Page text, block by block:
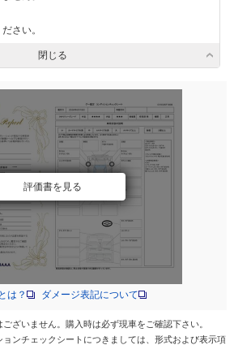
さい。
閉じる
評価書を見る
は？ ダメージ表記について
ざいません。購入時は必ず現車をご確認下さい。
ンチェックシートにつきましては、形式および表示項